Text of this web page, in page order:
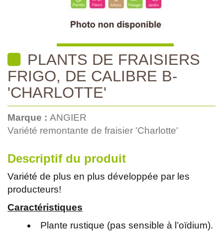
PLANTS DE FRAISIERS
FRIGO, DE CALIBRE B-
'CHARLOTTE'
Marque : ANGIER
Variété remontante de fraisier 'Charlotte'
Descriptif du produit
Variété de plus en plus développée par les
producteurs!
Caractéristiques
Plante rustique (pas sensible à l’oïdium).